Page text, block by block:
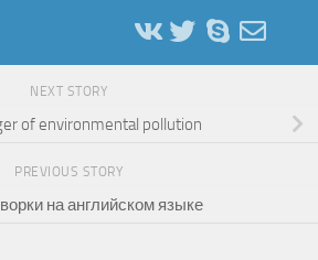
NEXT STORY
of environmental pollution
PREVIOUS STORY
на английском языке